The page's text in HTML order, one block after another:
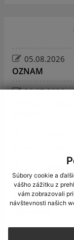
Súbory cookie a
vášho zážitku z
vám zobrazovali
návštevnosti našich
05.08.2026
OZNAM
30.07.2026
Zápisnica
21.07.2026